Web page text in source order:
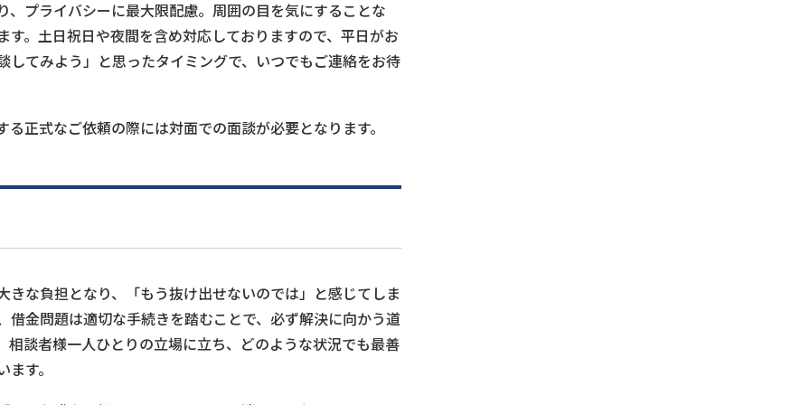
、プライバシーに最大限配慮。周囲の目を気にすることな
。土日祝日や夜間を含め対応しておりますので、平日がお
してみよう」と思ったタイミングで、いつでもご連絡をお待
正式なご依頼の際には対面での面談が必要となります。
な負担となり、「もう抜け出せないのでは」と感じてしま
借金問題は適切な手続きを踏むことで、必ず解決に向かう道
相談者様一人ひとりの立場に立ち、どのような状況でも最善
す。